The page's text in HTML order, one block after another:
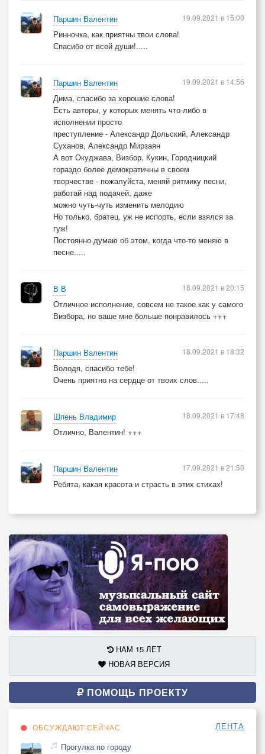
Паршин Валентин
Ринночка, как приятны твои слова!
Спасибо от всей души!.....
19.09.2021 в 15:00
Паршин Валентин
Дима, спасибо за хорошие слова!
Есть авторы, у которых менять что-либо в
исполнении просто
преступление - Александр Дольский, Александр
Суханов, Александр Мирзаян
А вот Окуджава, Визбор, Кукин, Городницкий
гораздо более демократичны в своем
творчестве - пожалуйста, меняй ритмику песни,
работай над подачей, даже
можно чуть-чуть изменить мелодию
Но только, братец, уж не испорть, если взялся за
гуж!
Постоянно думаю об этом, когда что-то меняю в
песне.....
19.09.2021 в 14:56
В В
Отличное исполнение, совсем не такое как у самого
Визбора, но ваше мне больше понравилось +++
18.09.2021 в 20:15
Паршин Валентин
Володя, спасибо тебе!
Очень приятно на сердце от твоих слов.....
18.09.2021 в 18:32
Шпень Владимир
Отлично, Валентин! +++
18.09.2021 в 17:48
Паршин Валентин
Ребята, какая красота и страсть в этих стихах!
17.09.2021 в 21:50
НАМ 15 ЛЕТ
НОВАЯ ВЕРСИЯ
ПОМОЩЬ ПРОЕКТУ
ОБСУЖДАЮТ СЕЙЧАС ЛЕНТА
Прогулка по городу